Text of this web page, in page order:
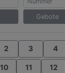
Gebote
2 3 4
10 11 12